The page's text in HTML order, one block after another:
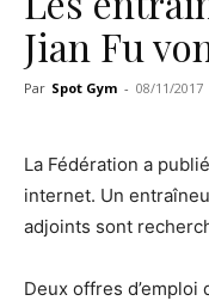
Jian Fu
Par Spot Gym - 08/11/2017
La Fédération a
internet. Un
adjoints sont
Deux offres